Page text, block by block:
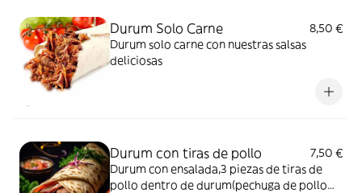
Durum Solo Carne
8,50 €
Durum solo carne con nuestras salsas
deliciosas
Durum con tiras de pollo
7,50 €
Durum con ensalada,3 piezas de tiras de
pollo dentro de durum(pechuga de pollo